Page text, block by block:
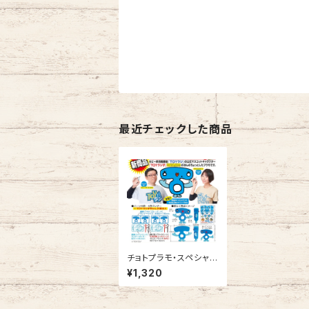
最近チェックした商品
チョトプラモ・スペシャル
ゲストエディション T
OYラジ子 2ヶ入（プラ
モデル）＾
¥1,320